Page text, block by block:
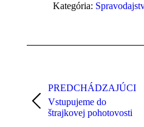
Kategória:
PREDCHÁDZAJÚCI
Previous
post:
Vstupujeme do
štrajkovej pohotovosti